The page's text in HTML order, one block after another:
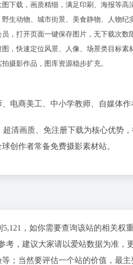
下载，画质精细，满足印刷、海报等高
生动物、城市街景、美食静物、人物纪
，打开页面一键保存图片，无下载次数
，快速定位风景、人像、场景类目标素
摄影作品，图库资源稳步扩充。
电商美工、中小学教师、自媒体作
超清画质、免注册下载为核心优势
创作者常备免费摄影素材站。
5,121，如你需要查询该站的相关权
考，建议大家请以爱站数据为准，
；当然要评估一个站的价值，最